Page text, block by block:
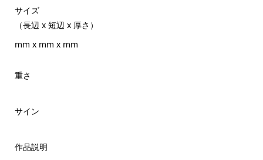
サイズ
（長辺 x 短辺 x 厚さ）
mm x mm x mm
重さ
サイン
作品説明